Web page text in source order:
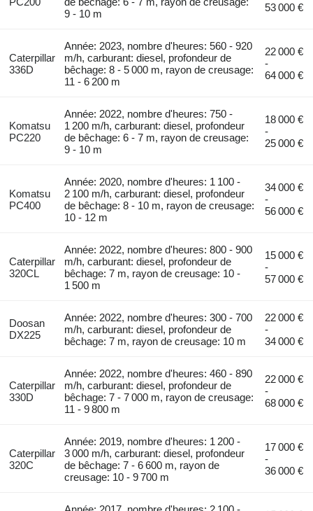
9 - 10 m
53 000 €
Caterpillar
336D
Année: 2023, nombre d'heures: 560 - 920
m/h, carburant: diesel, profondeur de
bêchage: 8 - 5 000 m, rayon de creusage:
11 - 6 200 m
22 000 €
-
64 000 €
Komatsu
PC220
Année: 2022, nombre d'heures: 750 -
1 200 m/h, carburant: diesel, profondeur
de bêchage: 6 - 7 m, rayon de creusage:
9 - 10 m
18 000 €
-
25 000 €
Komatsu
PC400
Année: 2020, nombre d'heures: 1 100 -
2 100 m/h, carburant: diesel, profondeur
de bêchage: 8 - 10 m, rayon de creusage:
10 - 12 m
34 000 €
-
56 000 €
Caterpillar
320CL
Année: 2022, nombre d'heures: 800 - 900
m/h, carburant: diesel, profondeur de
bêchage: 7 m, rayon de creusage: 10 -
1 500 m
15 000 €
-
57 000 €
Doosan
DX225
Année: 2022, nombre d'heures: 300 - 700
m/h, carburant: diesel, profondeur de
bêchage: 7 m, rayon de creusage: 10 m
22 000 €
-
34 000 €
Caterpillar
330D
Année: 2022, nombre d'heures: 460 - 890
m/h, carburant: diesel, profondeur de
bêchage: 7 - 7 000 m, rayon de creusage:
11 - 9 800 m
22 000 €
-
68 000 €
Caterpillar
320C
Année: 2019, nombre d'heures: 1 200 -
3 000 m/h, carburant: diesel, profondeur
de bêchage: 7 - 6 600 m, rayon de
creusage: 10 - 9 700 m
17 000 €
-
36 000 €